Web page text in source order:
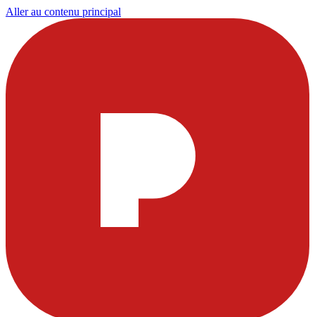
Aller au contenu principal